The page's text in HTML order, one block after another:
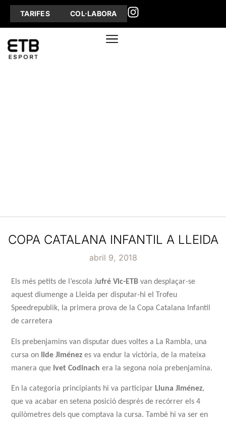
TARIFES COL·LABORA
COPA CATALANA INFANTIL A LLEIDA
abril 9, 2018
Els més petits de l’escola Jufré Vic-ETB van desplaçar-se
aquest diumenge a Lleida per disputar-hi el Trofeu
Speedrepublik, la primera prova de la Copa Catalana Infantil
de carretera
Els prebenjamins van disputar dues voltes a La Rambla, una
cursa on
Ilde Jiménez es va endur la victòria, de la mateixa
manera que Ivet Codinach era la segona noia prebenjamina.
En la categoria principiants hi va participar LlunaJiménez,
que va acabar en setena posició després de recórrer els 4
quilòmetres dels que comptava la cursa. També hi va ser en